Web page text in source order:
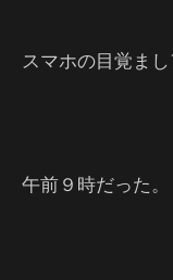
スマホの目覚ま
午前９時だった。